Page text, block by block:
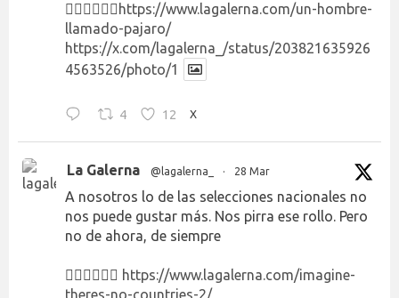
👉🏻👉🏻👉🏻 https://www.lagalerna.com/un-hombre-
llamado-pajaro/
https://x.com/lagalerna_/status/203821635926
4563526/photo/1
4 12 X
La Galerna @lagalerna_ · 28 Mar
A nosotros lo de las selecciones nacionales no
nos puede gustar más. Nos pirra ese rollo. Pero
no de ahora, de siempre
👉🏻👉🏻👉🏻 https://www.lagalerna.com/imagine-